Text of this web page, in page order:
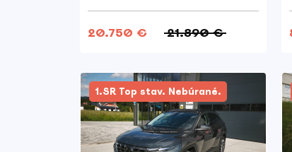
20.750 € 21.890 €
1.SR Top stav. Nebúrané.